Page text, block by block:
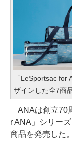
「LeSportsac for
ザインした全7商
ANAは創立70
r ANA」シリー
商品を発売した。